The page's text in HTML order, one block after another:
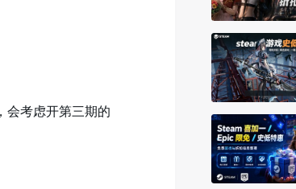
会考虑开第三期的